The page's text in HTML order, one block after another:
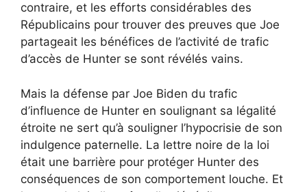
contraire, et les efforts considérables des
Républicains pour trouver des preuves que Joe
partageait les bénéfices de l’activité de trafic
d’accès de Hunter se sont révélés vains.
Mais la défense par Joe Biden du trafic
d’influence de Hunter en soulignant sa légalité
étroite ne sert qu’à souligner l’hypocrisie de son
indulgence paternelle. La lettre noire de la loi
était une barrière pour protéger Hunter des
conséquences de son comportement louche. Et